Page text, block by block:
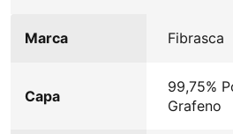
Marca Fibrasca
Capa
99,75%
Grafeno